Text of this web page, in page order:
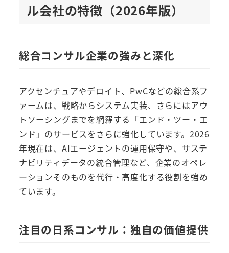
ル会社の特徴（2026年版）
総合コンサル企業の強みと深化
アクセンチュアやデロイト、PwCなどの総合系フ
ァームは、戦略からシステム実装、さらにはアウ
トソーシングまでを網羅する「エンド・ツー・エ
ンド」のサービスをさらに強化しています。2026
年現在は、AIエージェントの運用保守や、サステ
ナビリティデータの統合管理など、企業のオペレ
ーションそのものを代行・高度化する役割を強め
ています。
注目の日系コンサル：独自の価値提供